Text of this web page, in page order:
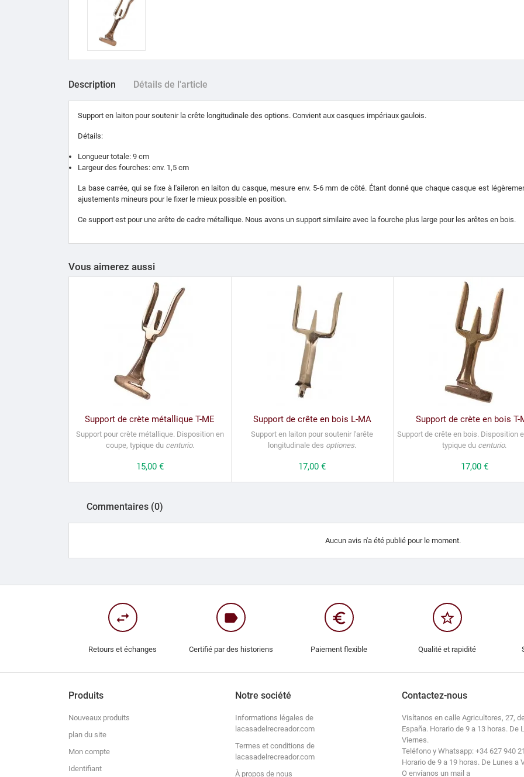
Description Détails de l'article
Support en laiton pour soutenir la crête longitudinale des options. Convient aux casques impériaux gaulois.
Détails:
Longueur totale: 9 cm
Largeur des fourches: env. 1,5 cm
La base carrée, qui se fixe à l'aileron en laiton du casque, mesure env. 5-6 mm de côté. Étant donné que chaque casque est
ajustements mineurs pour le fixer le mieux possible en position.
Ce support est pour une arête de cadre métallique. Nous avons un support similaire avec la fourche plus large pour les arêtes en bois.
Vous aimerez aussi
Support de crète métallique T-ME
Support pour crète métallique. Disposition en
coupe, typique du centurio.
Prix
15,00 €
Support de crête en bois L-MA
Support en laiton pour soutenir l'arête
longitudinale des optiones.
Prix
17,00 €
Support de crète en bois T-
Support de crête en bois. Disposition
typique du centurio.
Prix
17,00 €
Commentaires (0)
Aucun avis n'a été publié pour le moment.
swap_horiz
Retours et échanges
label
Certifié par des historiens
euro_symbol
Paiement flexible
star_border
Qualité et rapidité
Produits
Nouveaux produits
plan du site
Mon compte
Identifiant
Notre société
Informations légales de
lacasadelrecreador.com
Termes et conditions de
lacasadelrecreador.com
À propos de nous
Contactez-nous
Visítanos en calle Agricultores, 27,
España. Horario de 9 a 13 horas. De
Viernes.
Teléfono y Whatsapp: +34 627 940
Horario de 9 a 19 horas. De Lunes a
O envíanos un mail a